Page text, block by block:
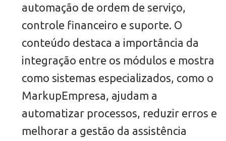
automação de ordem de serviço,
controle financeiro e suporte. O
conteúdo destaca a importância da
integração entre os módulos e mostra
como sistemas especializados, como o
MarkupEmpresa, ajudam a
automatizar processos, reduzir erros e
melhorar a gestão da assistência